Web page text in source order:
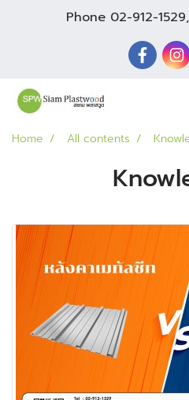
Phone 02-912-1529,
Home All contents